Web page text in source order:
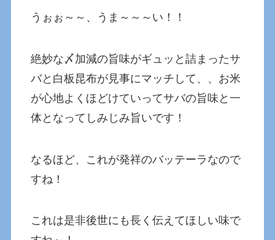
うぉぉ～～、うま～～～い！！
絶妙な〆加減の旨味がギュッと詰まったサ
バと白板昆布が見事にマッチして、、お米
が心地よくほどけていってサバの旨味と一
体となってしみじみ旨いです！
なるほど、これが発祥のバッテーラなので
すね！
これは是非後世にも長く伝えてほしい味で